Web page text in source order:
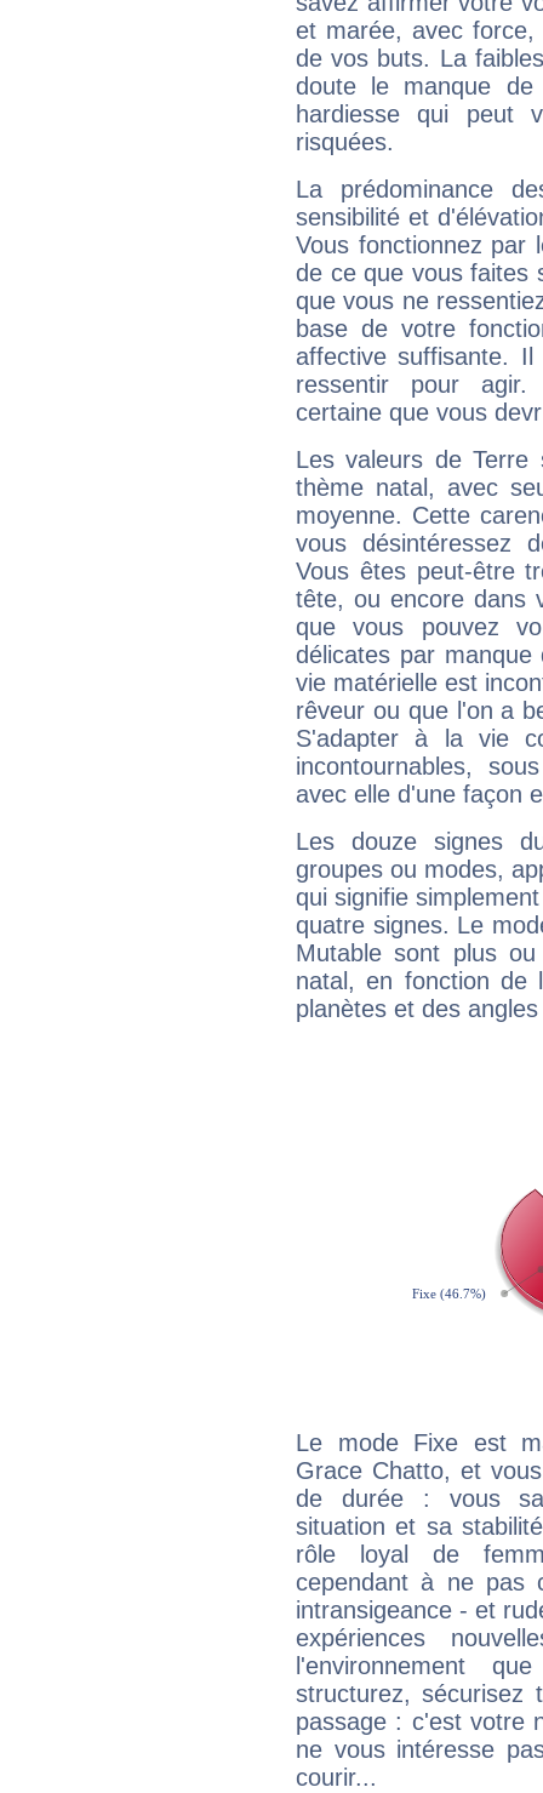
et marée, avec
de vos buts. La
doute le manque
hardiesse qui peut
risquées.
La prédominance
sensibilité et
Vous fonctionnez
de ce que vous faites
que vous ne
base de votre
affective suffisante.
ressentir pour agir.
certaine que vous
Les valeurs de Terre
thème natal, avec
moyenne. Cette
vous désintéressez
Vous êtes peut-être
tête, ou encore dans
que vous pouvez
délicates par
vie matérielle est
rêveur ou que l'on a
S'adapter à la vie
incontournables,
avec elle d'une façon
Les douze signes
groupes ou modes,
qui signifie
quatre signes. Le
Mutable sont plus
natal, en fonction de
planètes et des
Le mode Fixe est
Grace Chatto, et
de durée : vous
situation et sa
rôle loyal de
cependant à ne pas
intransigeance - et
expériences
l'environnement
structurez, sécurisez
passage : c'est votre
ne vous intéresse
courir...